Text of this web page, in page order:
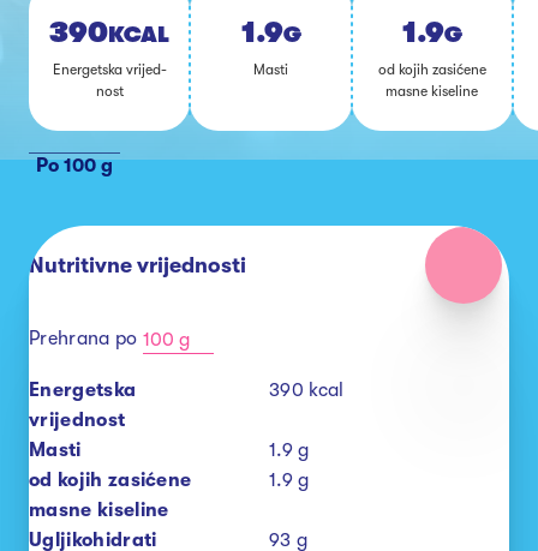
390 KCAL
Ener­get­ska vri­jed­
nost
1.9G
Mas­ti
1.9G
od ko­jih za­si­će­ne
mas­ne ki­se­li­ne
Po 100 g
Nutritivne vrijednosti
Prehrana po 100 g
Energetska
vrijednost
390 kcal
Masti 1.9 g
od kojih zasićene
masne kiseline
1.9 g
Ugljikohidrati 93 g